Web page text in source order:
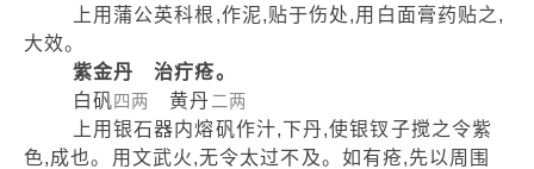
上用蒲公英科根,作泥,贴于伤处,用白面膏药贴之,
大效。
紫金丹 治疔疮。
白矾四两 黄丹 二两
上用银石器内熔矾作汁,下丹,使银钗子搅之令紫
色,成也。用文武火,无令太过不及。如有疮,先以周围